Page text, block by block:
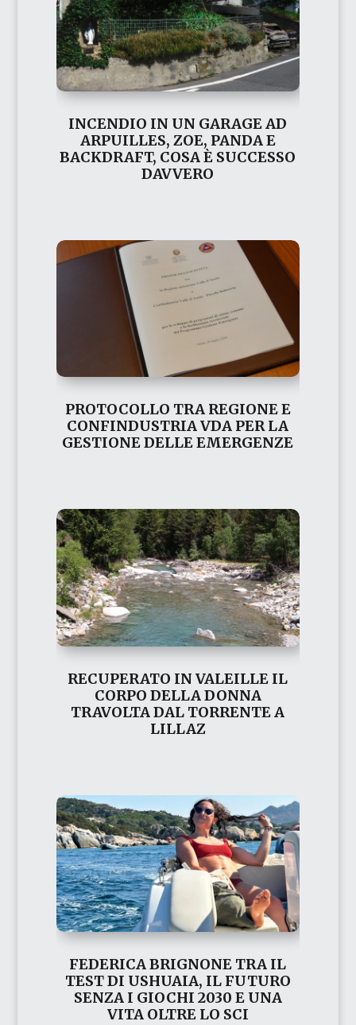
INCENDIO IN UN GARAGE AD
ARPUILLES, ZOE, PANDA E
BACKDRAFT, COSA È SUCCESSO
DAVVERO
PROTOCOLLO TRA REGIONE E
CONFINDUSTRIA VDA PER LA
GESTIONE DELLE EMERGENZE
RECUPERATO IN VALEILLE IL
CORPO DELLA DONNA
TRAVOLTA DAL TORRENTE A
LILLAZ
FEDERICA BRIGNONE TRA IL
TEST DI USHUAIA, IL FUTURO
SENZA I GIOCHI 2030 E UNA
VITA OLTRE LO SCI